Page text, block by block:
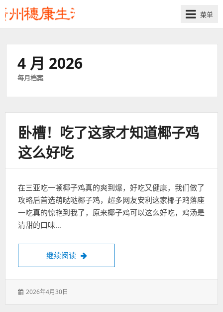
菜单
4 月 2026
每月档案
卧槽！吃了这家才知道椰子鸡
这么好吃
在三亚吃一顿椰子鸡真的爽到爆，好吃又健康，我们做了
攻略后首选萌哒哒椰子鸡，超多网友安利这家椰子鸡落座
一吃真的惊艳到我了，原来椰子鸡可以这么好吃，鸡汤是
清甜的口味…
继续阅读 卧槽！吃了这家才知道椰子鸡这么好吃
发
2026年4月30日